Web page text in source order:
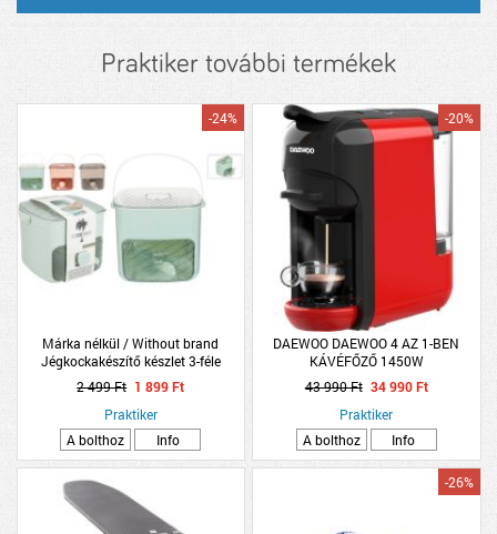
Praktiker további termékek
Márka nélkül / Without brand
Jégkockakészítő készlet 3-féle
-24%
2 499 Ft 1 899 Ft
Praktiker
A bolthoz
Info
DAEWOO DAEWOO 4 AZ 1-BEN
KÁVÉFŐZŐ 1450W
-20%
43 990 Ft 34 990 Ft
Praktiker
A bolthoz
Info
-26%